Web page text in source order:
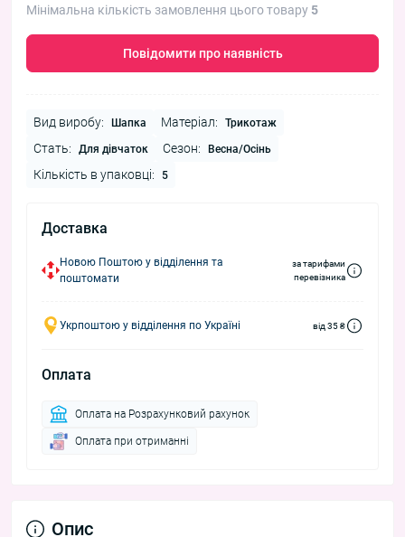
Мінімальна кількість замовлення цього товару 5
Повідомити про наявність
Вид виробу: Шапка Матеріал: Трикотаж
Стать: Для дівчаток Сезон: Весна/Осінь
Кількість в упаковці: 5
Доставка
Новою Поштою у відділення та
поштомати
за тарифами
перевізника
Укрпоштою у відділення по Україні від 35 ₴
Оплата
Оплата на Розрахунковий рахунок
Оплата при отриманні
Опис